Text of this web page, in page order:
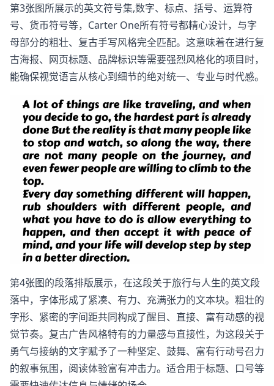
第3张图所展示的英文符号集,数字、标点、括号、运算符
号、货币符号等，Carter One所有符号都精心设计，与字
母部分的粗壮、复古手写风格完全匹配。这意味着在进行复
古海报、网页标题、品牌标识等需要强烈风格化的项目时，
能确保视觉语言从核心到细节的绝对统一、专业与时代感。
第4张图的段落排版展示，在这段关于旅行与人生的英文段
落中，字体形成了紧凑、有力、充满张力的文本块。粗壮的
字形、紧密的字间距共同构成了醒目、直接、富有动感的视
觉节奏。复古广告风格特有的力量感与直接性，为这段关于
勇气与接纳的文字赋予了一种坚定、鼓舞、富有行动号召力
的叙事氛围，阅读体验富有冲击力。适合用于标题、口号等